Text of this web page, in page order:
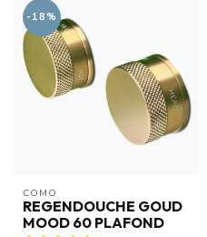
-18%
COMO
REGENDOUCHE GOUD
MOOD 60 PLAFOND